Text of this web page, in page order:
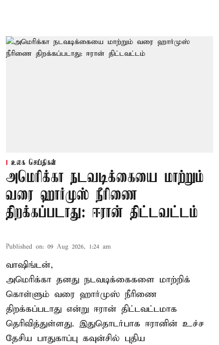
உலக செய்திகள்
அமெரிக்கா நடவடிக்கையை மாற்றும்
வரை ஹார்முஸ் நீரிணை
திறக்கப்படாது: ஈரான் திட்டவட்டம்
Published on: 09 Aug 2026, 1:24 am
வாஷிங்டன்,
அமெரிக்கா தனது நடவடிக்கைகளை மாற்றிக்
கொள்ளும் வரை ஹார்முஸ் நீரிணை
திறக்கப்படாது என்று ஈரான் திட்டவட்டமாக
தெரிவித்துள்ளது. இதுதொடர்பாக ஈரானின் உச்ச
தேசிய பாதுகாப்பு கவுன்சில் புதிய